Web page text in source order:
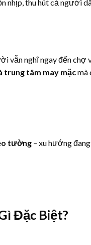
nhịp, thu hút cả người
vẫn nghĩ ngay đến chợ
trung tâm may mặcmà
tường– xu hướng
Đặc Biệt?